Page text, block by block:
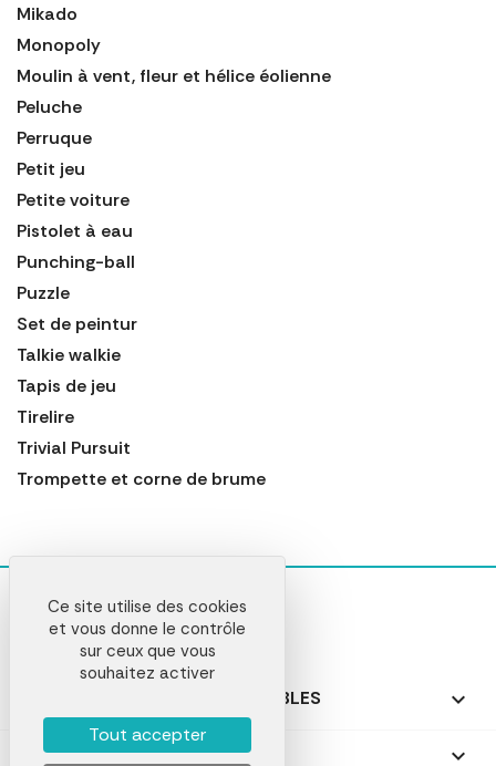
Mikado
Monopoly
Moulin à vent, fleur et hélice éolienne
Peluche
Perruque
Petit jeu
Petite voiture
Pistolet à eau
Punching-ball
Puzzle
Set de peintur
Talkie walkie
Tapis de jeu
Tirelire
Trivial Pursuit
Trompette et corne de brume
NOS PRODUITS PERSONNALISABLES 
NOS CADEAUX PERSONNALISÉS 
Ce site utilise des cookies
et vous donne le contrôle
sur ceux que vous
souhaitez activer
Tout accepter